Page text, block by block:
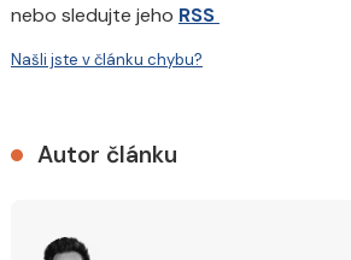
nebo sledujte jeho RSS
Našli jste v článku chybu?
Autor článku